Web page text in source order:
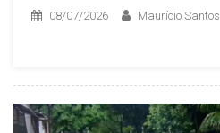
08/07/2026 Maurício Santos